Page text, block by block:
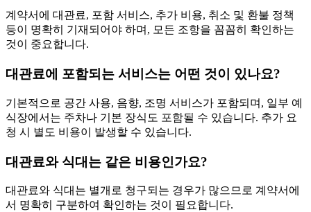
계약서에 대관료, 포함 서비스, 추가 비용, 취소 및 환불 정책
등이 명확히 기재되어야 하며, 모든 조항을 꼼꼼히 확인하는
것이 중요합니다.
대관료에 포함되는 서비스는 어떤 것이 있나요?
기본적으로 공간 사용, 음향, 조명 서비스가 포함되며, 일부 예
식장에서는 주차나 기본 장식도 포함될 수 있습니다. 추가 요
청 시 별도 비용이 발생할 수 있습니다.
대관료와 식대는 같은 비용인가요?
대관료와 식대는 별개로 청구되는 경우가 많으므로 계약서에
서 명확히 구분하여 확인하는 것이 필요합니다.